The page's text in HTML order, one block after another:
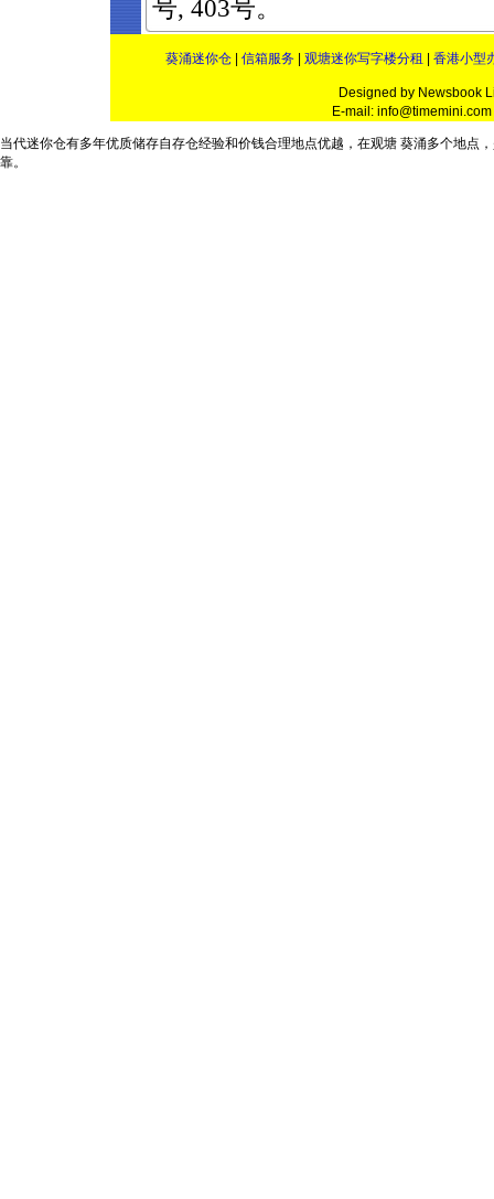
号, 403号。
葵涌迷你仓| 信箱服务| 观塘迷你写字楼分租 香港小型
Designed by Newsbook
E-mail:
当代迷你仓有多年优质储存自存仓经验和价钱合理地点优越，在观塘 葵涌多个地点
靠。